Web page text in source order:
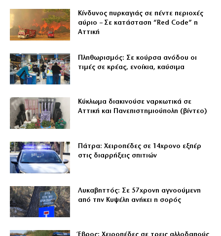
Κίνδυνος πυρκαγιάς σε πέντε περιοχές
αύριο – Σε κατάσταση “Red Code” η
Αττική
Πληθωρισμός: Σε κούρσα ανόδου οι
τιμές σε κρέας, ενοίκια, καύσιμα
Κύκλωμα διακινούσε ναρκωτικά σε
Αττική και Πανεπιστημιούπολη (βίντεο)
Πάτρα: Χειροπέδες σε 14χρονο εξπέρ
στις διαρρήξεις σπιτιών
Λυκαβηττός: Σε 57χρονη αγνοούμενη
από την Κυψέλη ανήκει η σορός